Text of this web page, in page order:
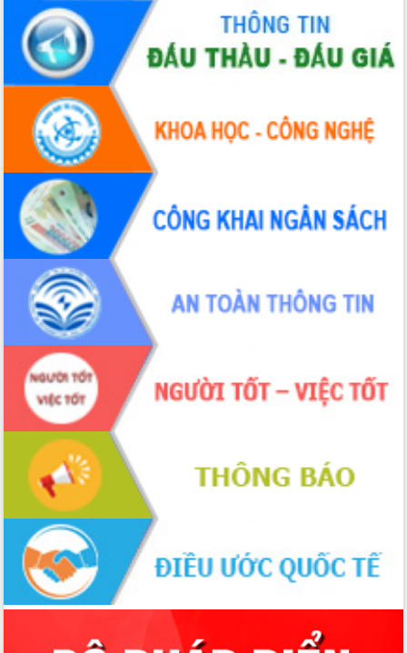
Chuyển đổi số thư viện: Mở rộng
không gian tri thức trong thời đại số
Đánh giá, rút kinh nghiệm công tác tổ
chức diễn tập trước ngày bầu cử
Chương trình “Gặp gỡ hữu nghị –
Friendship Meeting New Year 2026”
Bầu cử Quốc hội và HĐND: Cử tri Đắk
Lắk gửi gắm niềm tin, kỳ vọng vào lá
phiếu
Đắk Lắk sẵn sàng các điều kiện cho
Ngày hội bầu cử đại biểu Quốc hội
khóa XVI và HĐND các cấp nhiệm kỳ
2026-2031
Đảm bảo cuộc bầu cử đại biểu Quốc
hội và đại biểu HĐND các cấp diễn ra
an toàn, hiệu quả, đúng quy định
Thủ tướng Chính phủ Phạm Minh Chính
kiểm tra, chỉ đạo hoàn thành các dự
án cao tốc và thăm khu tái định cư tại
Đắk Lắk
Sôi nổi Hội đua ngựa truyền thống Gò
Thì Thùng mừng Xuân Bính Ngọ 2026
Lãnh đạo tỉnh dâng hương tưởng niệm
tại Đập Đồng Cam đầu Xuân Bính Ngọ
Ngành nông nghiệp phấn đấu tăng
trưởng đạt 5,86% trong năm 2026
UBND tỉnh Đắk Lắk triển khai công tác
quốc phòng, quân sự địa phương năm
2026
Đắk Lắk tập trung toàn lực khắc phục
tồn tại IUU, sẵn sàng làm việc với
Chủ tịch UBND tỉnh Tạ Anh Tuấn thăm,